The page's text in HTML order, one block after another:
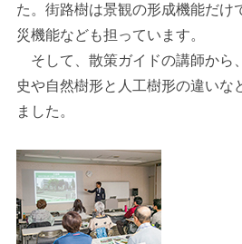
た。街路樹は景観の形成機能だけ
災機能なども担っています。
そして、散策ガイドの講師から
史や自然樹形と人工樹形の違いな
ました。